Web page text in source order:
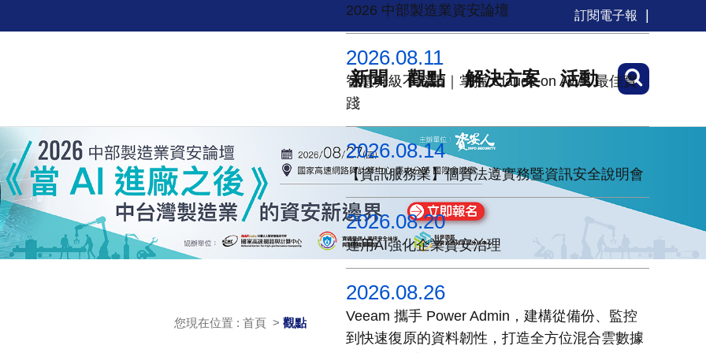
訂閱電子報
新聞 觀點 解決方案 活動
您現在位置 : 首頁 > 觀點
2026 中部製造業資安論壇
2026.08.11
智慧升級不踩雷｜掌握 Claude on AWS 最佳實
踐
2026.08.14
【資訊服務業】個資法遵實務暨資訊安全說明會
2026.08.20
運用AI強化企業資安治理
2026.08.26
Veeam 攜手 Power Admin，建構從備份、監控
到快速復原的資料韌性，打造全方位混合雲數據